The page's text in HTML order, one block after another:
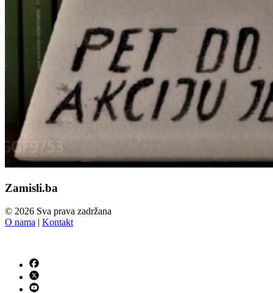
Zamisli.ba
© 2026 Sva prava zadržana
O nama | Kontakt